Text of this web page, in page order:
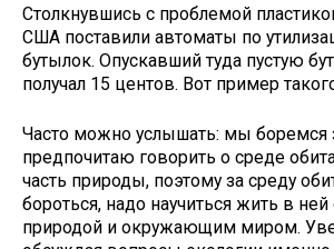
Столкнувшись с проблемой
США поставили автоматы по
бутылок. Опускавший туда пустую
получал 15 центов. Вот пример
Часто можно услышать: мы боремся
предпочитаю говорить о среде
часть природы, поэтому за среду
бороться, надо научиться жить в ней
природой и окружающим миром.